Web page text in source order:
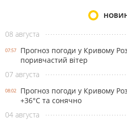
08 августа
07:57
Прогноз погоди у Кривому
поривчастий вітер
07 августа
08:02
Прогноз погоди у Кривому
+36°С та сонячно
04 августа